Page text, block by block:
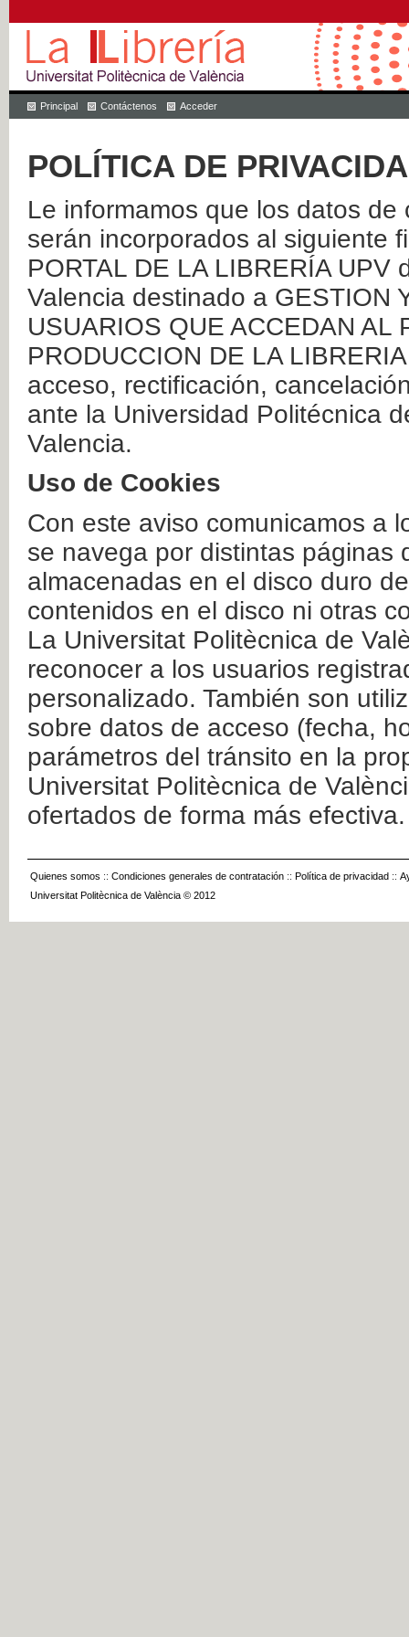
Principal Contáctenos Acceder
POLÍTICA DE
Le informamos que los datos
serán incorporados al siguiente
PORTAL DE LA LIBRERÍA
Valencia destinado a GESTION
USUARIOS QUE ACCEDAN AL
PRODUCCION DE LA
acceso, rectificación,
ante la Universidad Politécnica
Valencia.
Uso de Cookies
Con este aviso comunicamos a
se navega por distintas páginas
almacenadas en el disco duro
contenidos en el disco ni otras
La Universitat Politècnica de
reconocer a los usuarios
personalizado. También son
sobre datos de acceso (fecha,
parámetros del tránsito en la
Universitat Politècnica de
ofertados de forma más efectiva.
Quienes somos :: Condiciones generales de contratación :: Política de privacidad ::
Universitat Politècnica de València © 2012